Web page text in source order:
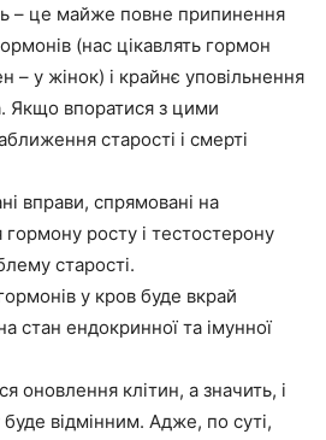
– це майже повне припинення
(нас цікавлять гормон
– у жінок) і крайнє уповільнення
Якщо впоратися з цими
старості і смерті
вправи, спрямовані на
росту і тестостерону
старості.
у кров буде вкрай
стан ендокринної та імунної
оновлення клітин, а значить, і
відмінним. Адже, по суті,